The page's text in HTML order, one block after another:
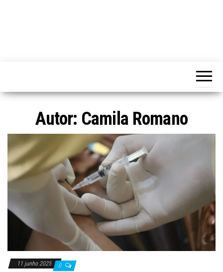
Autor: Camila Romano
11 junho 2025 0